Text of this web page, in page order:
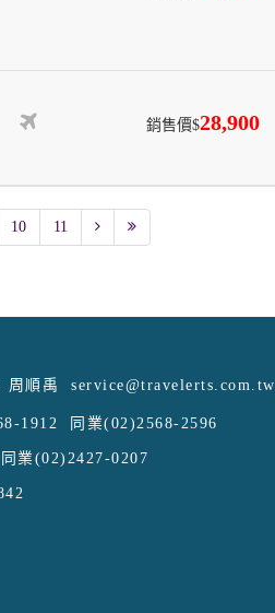
銷售價$28,900
10 11
周順禹 service@travelerts.com.tw
1912 同業(02)2568-2596
同業(02)2427-0207